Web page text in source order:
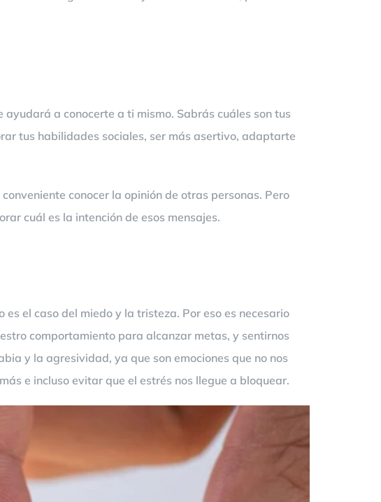
ayudará a conocerte a ti mismo. Sabrás cuáles son tus
tus habilidades sociales, ser más asertivo, adaptarte
conocer la opinión de otras personas. Pero
cuál es la intención de esos mensajes.
el caso del miedo y la tristeza. Por eso es necesario
comportamiento para alcanzar metas, y sentirnos
y la agresividad, ya que son emociones que no nos
e incluso evitar que el estrés nos llegue a bloquear.